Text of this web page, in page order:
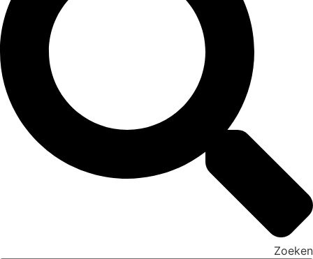
Zoeken